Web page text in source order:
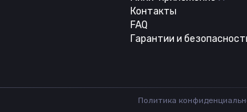
Контакты
FAQ
Гарантии и
Политика